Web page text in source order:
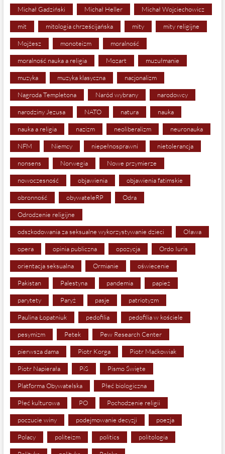
Michał Gadziński Michał Heller Michał Wojciechowicz
mit mitologia chrześcijańska mity mity religijne
Mojżesz monoteizm moralność
moralność nauka a religia Mozart muzułmanie
muzyka muzyka klasyczna nacjonalizm
Nagroda Templetona Naród wybrany narodowcy
narodziny Jezusa NATO natura nauka
nauka a religia nazizm neoliberalizm neuronauka
NFM Niemcy niepełnosprawni nietolerancja
nonsens Norwegia Nowe przymierze
nowoczesność objawienia objawienia fatimskie
obronność obywateleRP Odra
Odrodzenie religijne
odszkodowania za seksualne wykorzystywanie dzieci Oława
opera opinia publiczna opozycja Ordo Iuris
orientacja seksualna Ormianie oświecenie
Pakistan Palestyna pandemia papież
parytety Paryż pasje patriotyzm
Paulina Łopatniuk pedofilia pedofilia w kościele
pesymizm Petek Pew Research Center
pierwsza dama Piotr Korga Piotr Maćkowiak
Piotr Napierała PiS Pismo Święte
Platforma Obywatelska Płeć biologiczna
Płeć kulturowa PO Pochodzenie religii
poczucie winy podejmowanie decyzji poezja
Polacy politeizm politics politologia